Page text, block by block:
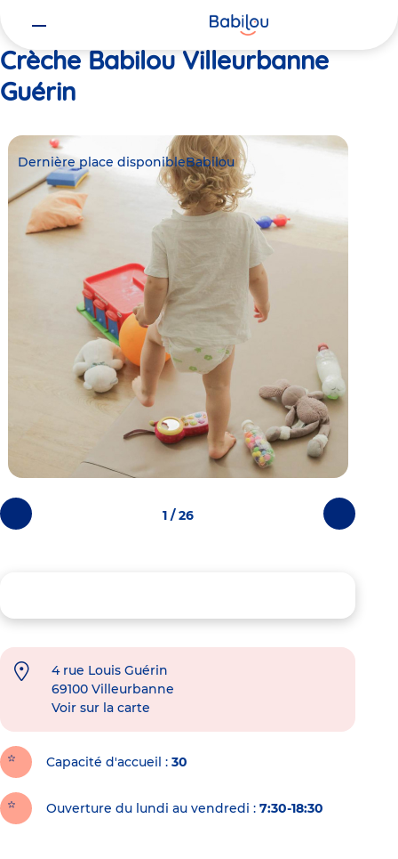
Crèche Babilou Villeurbanne
Guérin
Photos
précédentes
Photos
suivantes
Dernière place disponibleBabilou
1 / 26
4 rue Louis Guérin
69100 Villeurbanne
Voir sur la carte
Capacité d'accueil 30
Ouverture du lundi au vendredi : 7:30-18:30